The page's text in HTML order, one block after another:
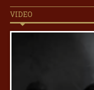
VIDEO